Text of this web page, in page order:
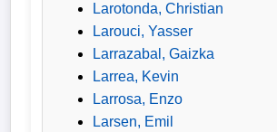
Larotonda, Christian
Larouci, Yasser
Larrazabal, Gaizka
Larrea, Kevin
Larrosa, Enzo
Larsen, Emil